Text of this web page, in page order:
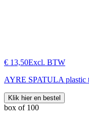
€ 13,50Excl. BTW
AYRE SPATULA plastic
Klik hier en bestel
box of 100